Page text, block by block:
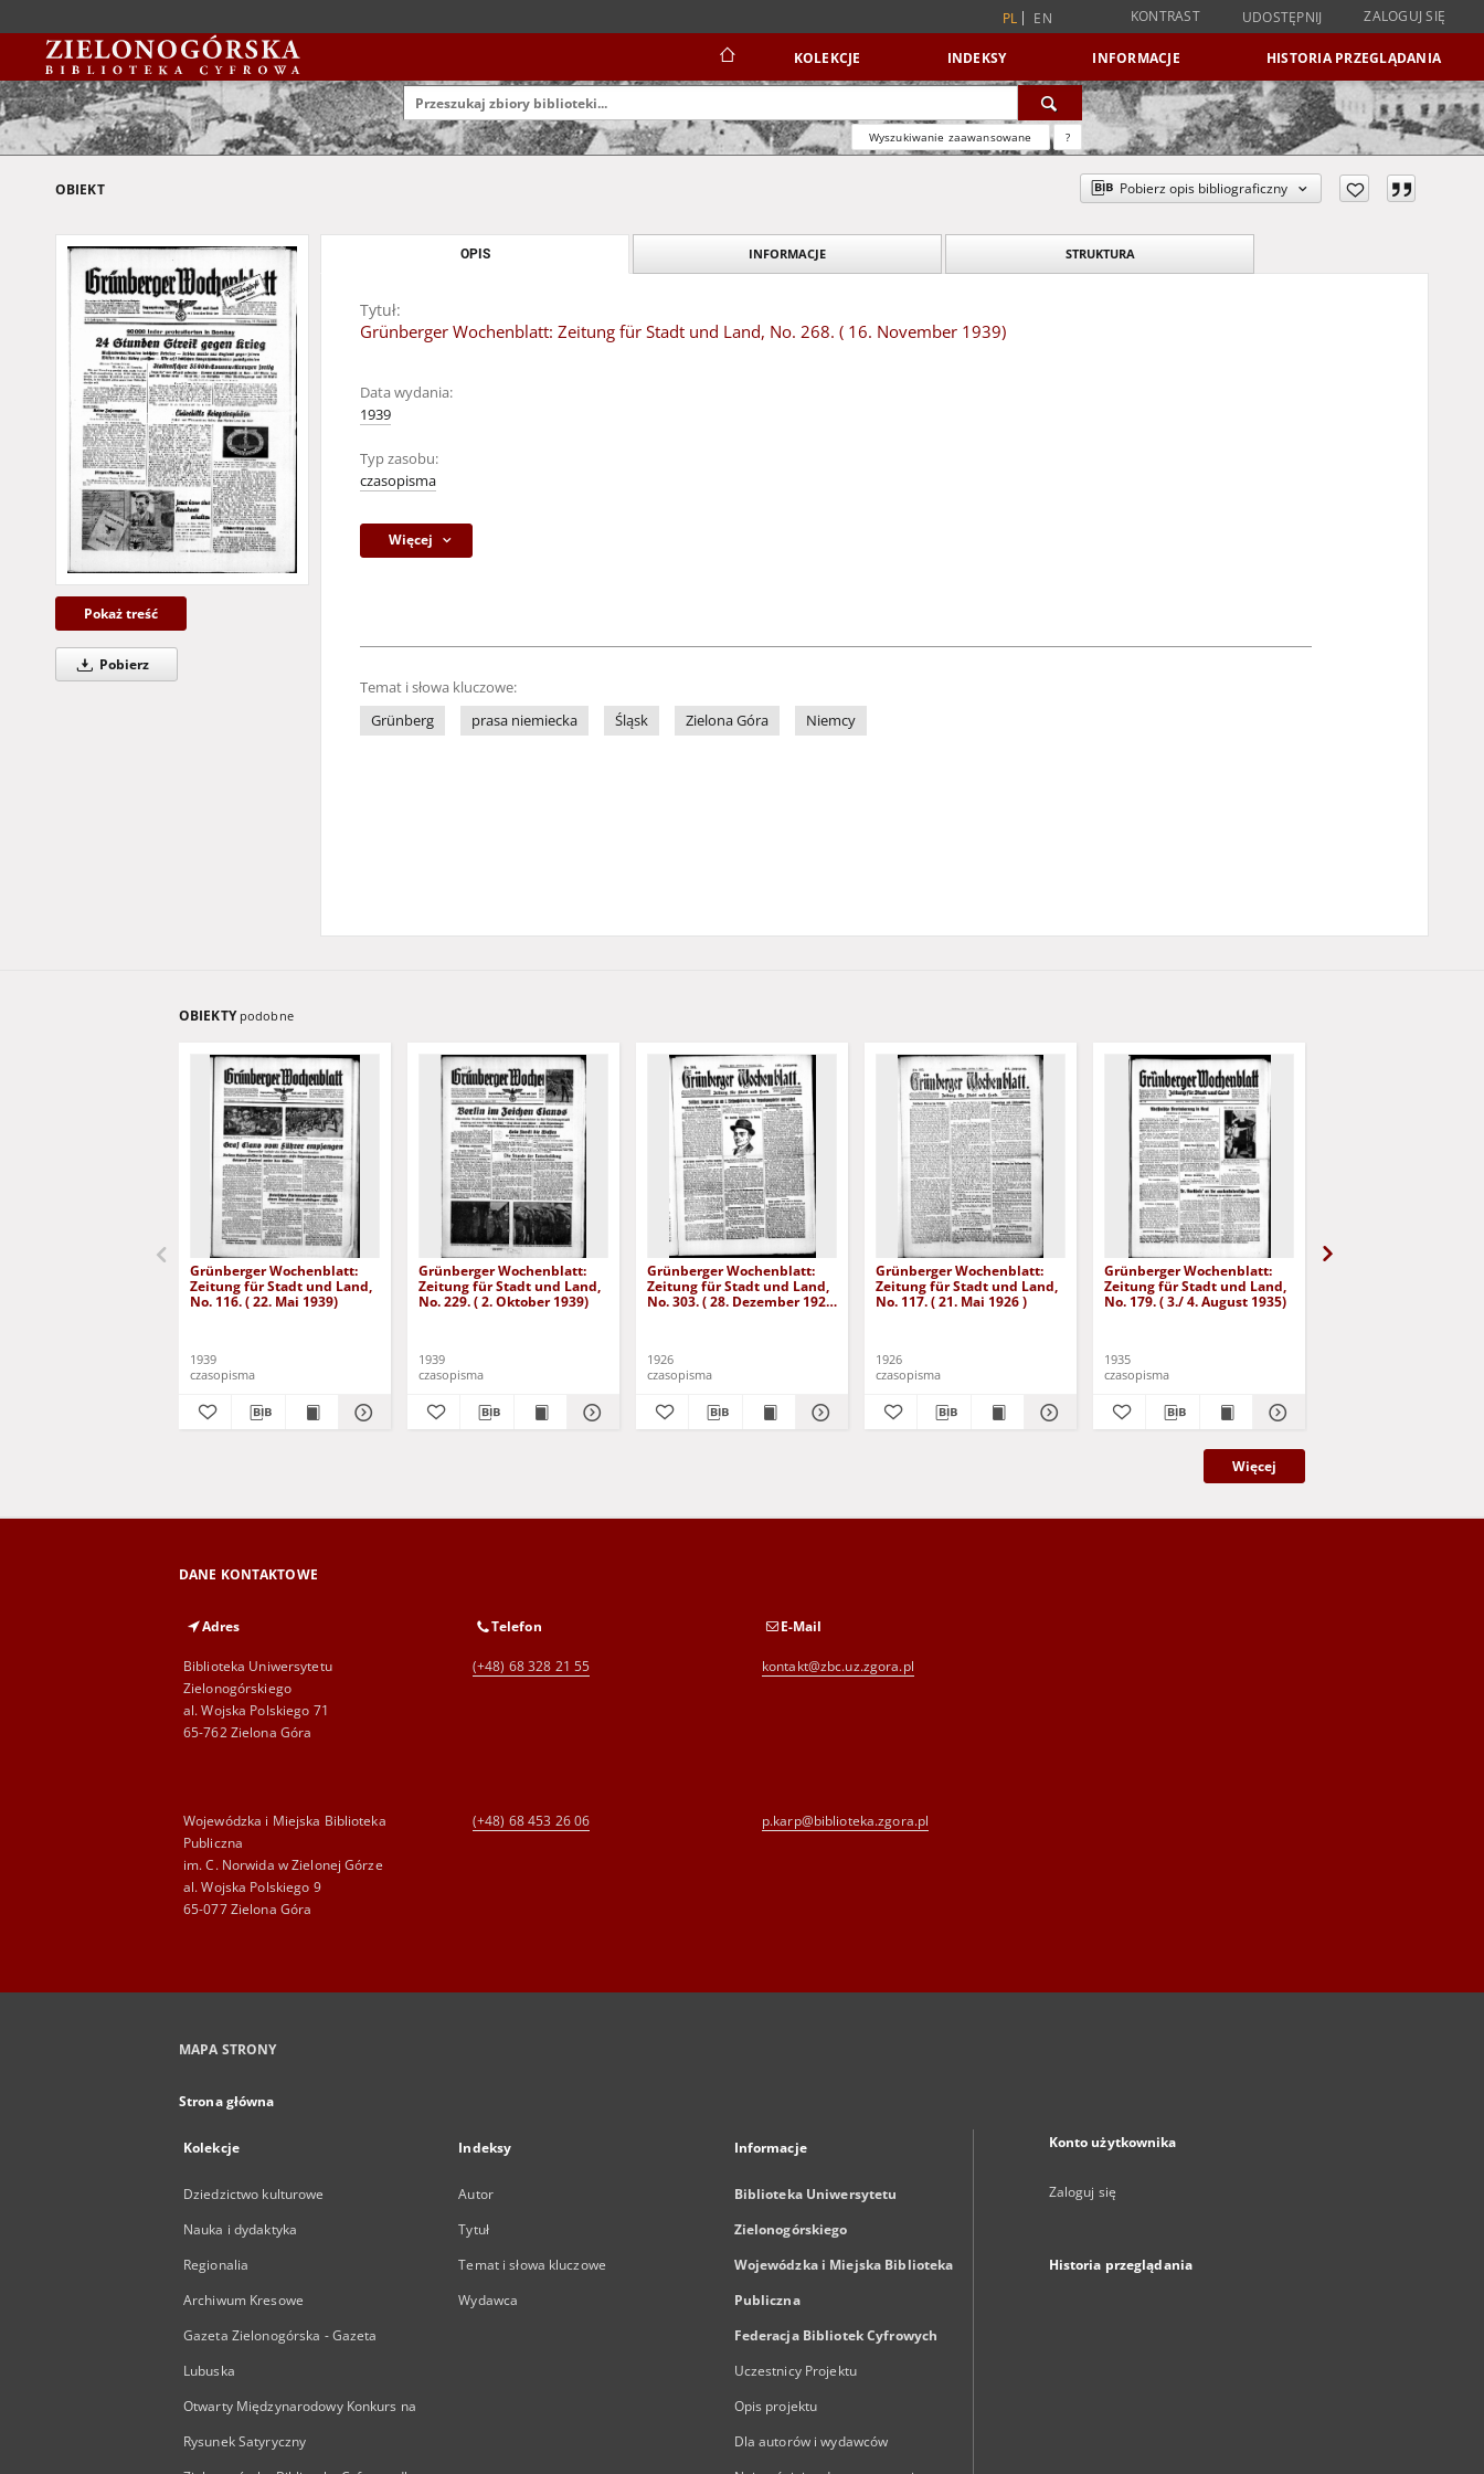
PL EN KONTRAST UDOSTĘPNIJ ZALOGUJ SIĘ
KOLEKCJE INDEKSY INFORMACJE HISTORIA PRZEGLĄDANIA
Wyszukiwanie zaawansowane ?
OBIEKT Pobierz opis bibliograficzny
Pokaż treść
Pobierz
OPIS INFORMACJE STRUKTURA
Tytuł:
Grünberger Wochenblatt: Zeitung für Stadt und Land, No. 268. ( 16. November 1939)
Data wydania:
1939
Typ zasobu:
czasopisma
Więcej
Temat i słowa kluczowe:
Grünberg
prasa niemiecka Śląsk Zielona Góra Niemcy
OBIEKTY podobne
Grünberger Wochenblatt:
Zeitung für Stadt und Land,
No. 116. ( 22. Mai 1939)
1939
czasopisma
Grünberger Wochenblatt:
Zeitung für Stadt und Land,
No. 229. ( 2. Oktober 1939)
1939
czasopisma
Grünberger Wochenblatt:
Zeitung für Stadt und Land,
No. 303. ( 28. Dezember 1926
1926
czasopisma
Grünberger Wochenblatt:
Zeitung für Stadt und Land,
No. 117. ( 21. Mai 1926 )
1926
czasopisma
Grünberger Wochenblatt:
Zeitung für Stadt und Land,
No. 179. ( 3./ 4. August 1935)
1935
czasopisma
Więcej
DANE KONTAKTOWE
Adres
Biblioteka Uniwersytetu
Zielonogórskiego
al. Wojska Polskiego 71
65-762 Zielona Góra
Telefon
(+48) 68 328 21 55
E-Mail
kontakt@zbc.uz.zgora.pl
Wojewódzka i Miejska Biblioteka
Publiczna
im. C. Norwida w Zielonej Górze
al. Wojska Polskiego 9
65-077 Zielona Góra
(+48) 68 453 26 06 p.karp@biblioteka.zgora.pl
MAPA STRONY
Strona główna
Kolekcje
Dziedzictwo kulturowe
Nauka i dydaktyka
Regionalia
Archiwum Kresowe
Gazeta Zielonogórska - Gazeta
Lubuska
Otwarty Międzynarodowy Konkurs na
Rysunek Satyryczny
Indeksy
Autor
Tytuł
Temat i słowa kluczowe
Wydawca
Informacje
Biblioteka Uniwersytetu
Zielonogórskiego
Wojewódzka i Miejska Biblioteka
Publiczna
Federacja Bibliotek Cyfrowych
Uczestnicy Projektu
Opis projektu
Dla autorów i wydawców
Konto użytkownika
Zaloguj się
Historia przeglądania